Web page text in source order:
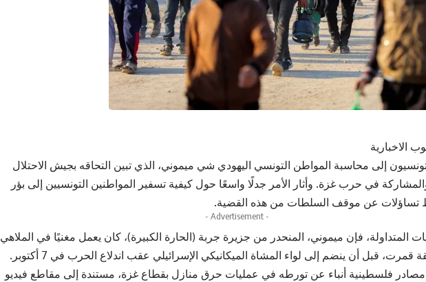
الاخبارية
إلى محاسبة المواطن التونسي اليهودي شي ميموني، الذي تبين التحاقه بجيش الاحتلال
في حرب غزة. وأثار الأمر جدلًا واسعًا حول كيفية تسفير المواطنين التونسيين إلى بؤر
تساؤلات عن موقف السلطات من هذه القضية.
- Advertisement -
المتداولة، فإن ميموني، المنحدر من جزيرة جربة (الحارة الكبيرة)، كان يعمل مغنيًا في الملاهي
الليلية بمنطقة قمرت، قبل أن ينضم إلى لواء المشاة الميكانيكي الإسرائيلي عقب اندلاع الحرب في 7 أكتوبر.
فلسطينية أنباء عن تورطه في عمليات حرق منازل بقطاع غزة، مستندة إلى مقاطع فيديو